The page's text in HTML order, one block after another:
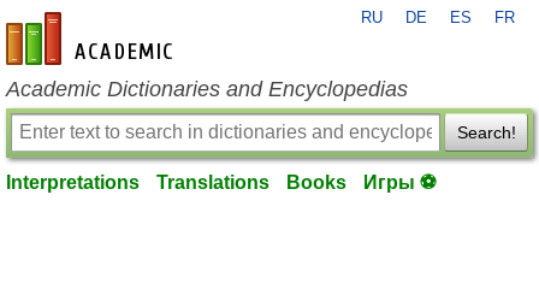
en-academic.com
RU DE ES FR
Academic Dictionaries and Encyclopedias
Search!
Interpretations Translations Books Игры ⚽